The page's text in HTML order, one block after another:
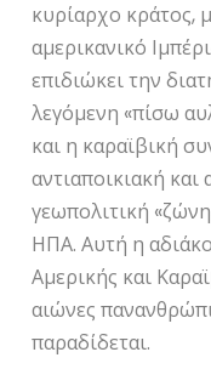
κυρίαρχο κράτος,
αμερικανικό
επιδιώκει την
λεγόμενη «πίσω
και η καραϊβική
αντιαποικιακή και
γεωπολιτική
ΗΠΑ. Αυτή η
Αμερικής και
αιώνες
παραδίδεται.